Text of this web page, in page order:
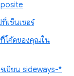
เซ็นเซอร์
โค้ดของคุณใน
เขียน sideways-*